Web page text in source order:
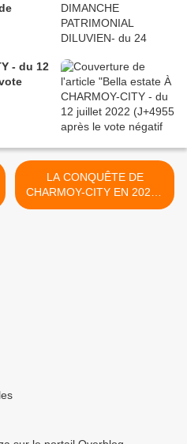
- du 12
LA CONQUÊTE DE
CHARMOY-CITY EN 2020 -
du 11 juin 2019 (J+3828